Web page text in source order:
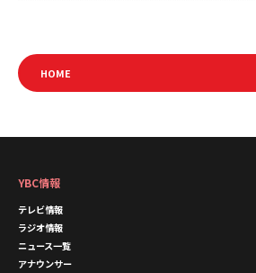
HOME
YBC情報
テレビ情報
ラジオ情報
ニュース一覧
アナウンサー